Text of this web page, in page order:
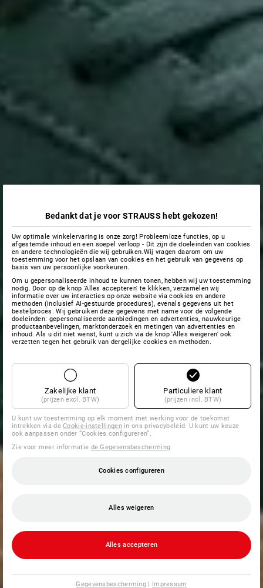
Bedankt dat je voor STRAUSS hebt gekozen!
Uw optimale winkelervaring is onze zorg! Probleemloze functies, op u
afgestemde inhoud en een soepel verloop - Dit zijn de doeleinden van cookies
en andere technologieën die wij gebruiken.Wij vragen daarom om uw
toestemming voor het opslaan van cookies en het gebruik van gegevens op
basis van uw persoonlijke voorkeuren.
Om u gepersonaliseerde inhoud te kunnen tonen, hebben wij uw toestemming
nodig. Door op de knop 'Alles accepteren' te klikken, verzamelen wij
informatie over uw interacties op onze website via cookies en andere
methoden (inclusief AI-gestuurde procedures), evenals gegevens uit het
bestelproces. Wij gebruiken deze gegevens met name voor de volgende
doeleinden: gepersonaliseerde aanbiedingen en advertenties, nauwkeurige
productaanbevelingen, marktonderzoek en metingen van advertenties en
inhoud. Als u dit niet wenst, kunt u zich via de knop 'Alles weigeren' ook
verzetten tegen het gebruik van dergelijke cookies en methoden.
Zakelijke klant
(prijzen excl. BTW)
Particuliere klant
(prijzen incl. BTW)
U kunt uw toestemming op elk moment met werking voor de toekomst
intrekken via deCookie-instellingenin ons privacybeleid. U kunt uw keuze
ook aanpassen onder “Cookies configureren”.
Zie voor meer informatie de Gegevensbescherming.
Cookies configureren
Alles weigeren
Alles accepteren
Gegevensbescherming | Impressum